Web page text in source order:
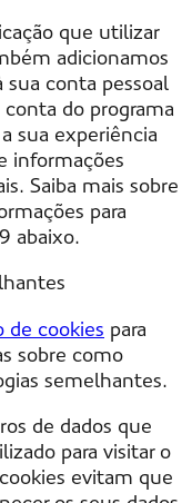
que utilizar
adicionamos
conta pessoal
do programa
sua experiência
informações
Saiba mais sobre
para
abaixo.
de cookies para
sobre como
semelhantes.
de dados que
para visitar o
evitam que